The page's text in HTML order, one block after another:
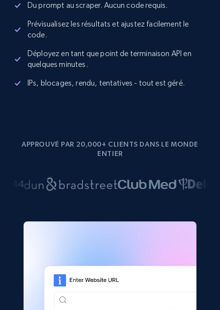
Du prompt au scraper. Aucun code requis.
Prévisualisez les résultats et ajustez facilement le
code.
Déployez en tant que point de terminaison API en
quelques minutes.
IPs, blocages, rendu, tentatives - tout est géré.
APPROUVÉ PAR 20,000+ CLIENTS DANS LE MONDE
ENTIER